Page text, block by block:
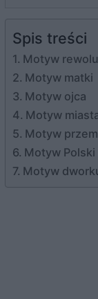
Spis treści
Motyw
Motyw matki
Motyw ojca
Motyw
Motyw
Motyw
Motyw